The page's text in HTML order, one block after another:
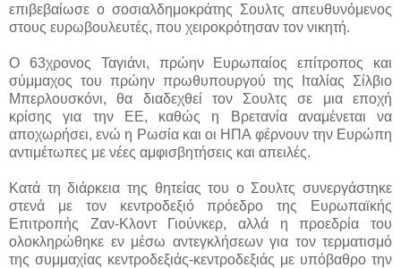
επιβεβαίωσε ο σοσιαλδημοκράτης Σουλτς απευθυνόμενος
στους ευρωβουλευτές, που χειροκρότησαν τον νικητή.
Ο 63χρονος Ταγιάνι, πρώην Ευρωπαίος επίτροπος και
σύμμαχος του πρώην πρωθυπουργού της Ιταλίας Σίλβιο
Μπερλουσκόνι, θα διαδεχθεί τον Σουλτς σε μια εποχή
κρίσης για την ΕΕ, καθώς η Βρετανία αναμένεται να
αποχωρήσει, ενώ η Ρωσία και οι ΗΠΑ φέρνουν την Ευρώπη
αντιμέτωπες με νέες αμφισβητήσεις και απειλές.
Κατά τη διάρκεια της θητείας του ο Σουλτς συνεργάστηκε
στενά με τον κεντροδεξιό πρόεδρο της Ευρωπαϊκής
Επιτροπής Ζαν-Κλοντ Γιούνκερ, αλλά η προεδρία του
ολοκληρώθηκε εν μέσω αντεγκλήσεων για τον τερματισμό
της συμμαχίας κεντροδεξιάς-κεντροδεξιάς με υπόβαθρο την